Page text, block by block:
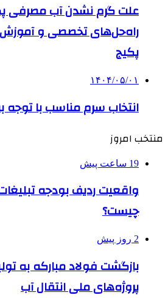
علت گرم نشدن آب مصرفی
راه‌حل‌های تخصصی و آموزش
پکیج
۱۴۰۴/۰۵/۰۱
انتخاب سرم مناسب با
منتخب امروز
19 ساعت پیش
واقعیت ردیف بودجه
چیست؟
2 روز پیش
بازگشت فولاد مبارکه به
پروژه‌های ملی انتقال آب